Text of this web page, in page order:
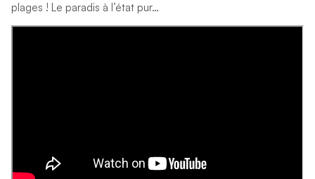
plages ! Le paradis à l’état pur…